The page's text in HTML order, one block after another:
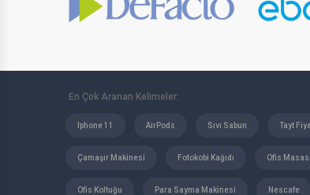
En Çok Aranan Kelimeler:
Iphone 11 AirPods Sıvı Sabun Tayt
Çamaşır Makinesi Fotokobi Kağıdı Ofis Masası
Ofis Koltuğu Para Sayma Makinesi Nescafe